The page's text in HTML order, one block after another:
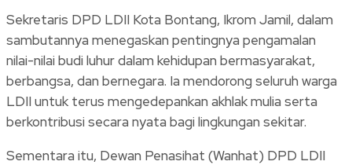
Sekretaris DPD LDII Kota Bontang, Ikrom Jamil, dalam
sambutannya menegaskan pentingnya pengamalan
nilai-nilai budi luhur dalam kehidupan bermasyarakat,
berbangsa, dan bernegara. Ia mendorong seluruh warga
LDII untuk terus mengedepankan akhlak mulia serta
berkontribusi secara nyata bagi lingkungan sekitar.
Sementara itu, Dewan Penasihat (Wanhat) DPD LDII